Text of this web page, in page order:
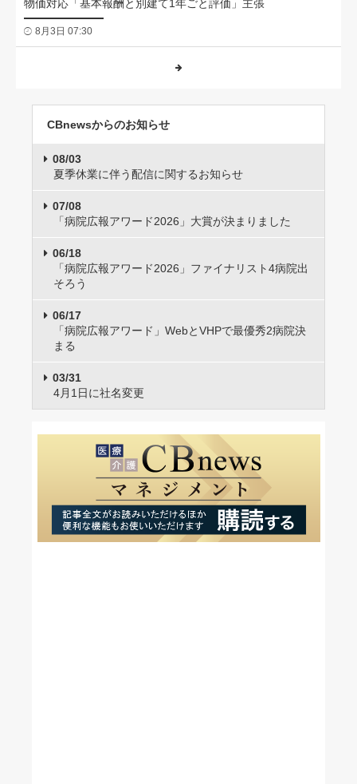
物価対応「基本報酬と別建て1年ごと評価」主張
8月3日 07:30
CBnewsからのお知らせ
08/03
夏季休業に伴う配信に関するお知らせ
07/08
「病院広報アワード2026」大賞が決まりました
06/18
「病院広報アワード2026」ファイナリスト4病院出
そろう
06/17
「病院広報アワード」WebとVHPで最優秀2病院決
まる
03/31
4月1日に社名変更